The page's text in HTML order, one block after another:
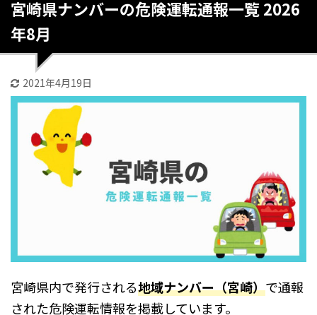
宮崎県ナンバーの危険運転通報一覧 2026
年8月
2021年4月19日
宮崎県内で発行される地域ナンバー（宮崎）で通報
された危険運転情報を掲載しています。